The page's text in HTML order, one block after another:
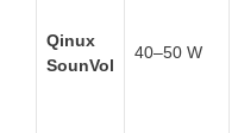
Qinux
SounVol
40–50 W